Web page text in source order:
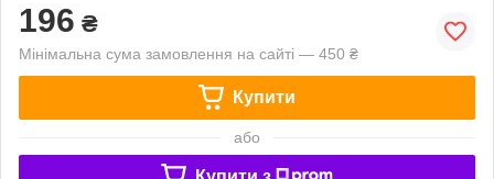
196 ₴
Мінімальна сума замовлення на сайті — 450 ₴
Купити
або